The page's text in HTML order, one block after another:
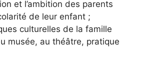
et l’ambition des parents
de leur enfant ;
culturelles de la famille
musée, au théâtre, pratique